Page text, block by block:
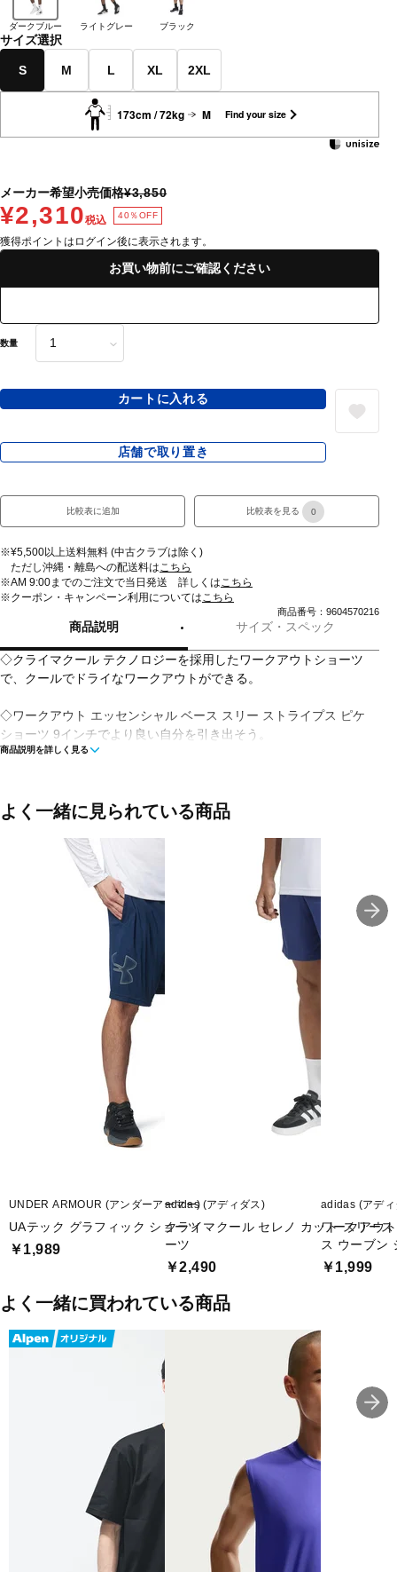
ダークブルー ライトグレー ブラック
サイズ選択
S M L XL 2XL
173cm / 72kg M Find your size
メーカー希望小売価格¥3,850
¥2,310税込 40％OFF
獲得ポイントはログイン後に表示されます。
お買い物前にご確認ください
数量
カートに入れる
店舗で取り置き
比較表に追加 比較表を見る 0
※¥5,500以上送料無料 (中古クラブは除く)
ただし沖縄・離島への配送料はこちら
※AM 9:00までのご注文で当日発送 詳しくはこちら
※クーポン・キャンペーン利用についてはこちら
商品番号：9604570216
商品説明 サイズ・スペック
◇クライマクール テクノロジーを採用したワークアウトショーツ
で、クールでドライなワークアウトができる。
◇ワークアウト エッセンシャル ベース スリー ストライプス ピケ
ショーツ 9インチでより良い自分を引き出そう。
品質、快適さ、多用途性を重視して作られたこのショーツは、どん
しいトレーニング中も軽くて涼しく保ちます。
のジップポケットは必需品を安全に保つ。
クライマクールテクノロジーが汗を吸い取り、ドライで集中力を保
つのに役立つので、気を散らすことなくトレーニングできる。
ジムでもトラックでも、このショーツはあらゆるストライドでパフ
ォーマンスと快適さを発揮する。
adidasの反抗的で楽観的な精神を体現し、このショーツをワークア
ウトの必需品にしよう。
レギュラーフィット
完全伸縮ウエストバンド
ピケ：ポリエステル100％
サイドジップポケット
クライマクールテクノロジー
■カラー(メーカー表記)：
ダークブルー(KC8154：ダークブルー/ホワイト)
ライトグレー(KC8164：ヘイローシルバー/ブラック)
ブラック(KA3464：ブラック/ホワイト)
■2026 Spring＆Summer モデル
■メーカー型番：KA3464, KC8154, KC8164
商品説明を詳しく見る
よく一緒に見られている商品
UNDER ARMOUR (アンダーアーマー)
UAテック グラフィック ショーツ
￥1,989
adidas (アディダス)
クライマクール セレノ カット スリー
ーツ
￥2,490
adidas (アディ
ワークアウ
ス ウーブン
￥1,999
よく一緒に買われている商品